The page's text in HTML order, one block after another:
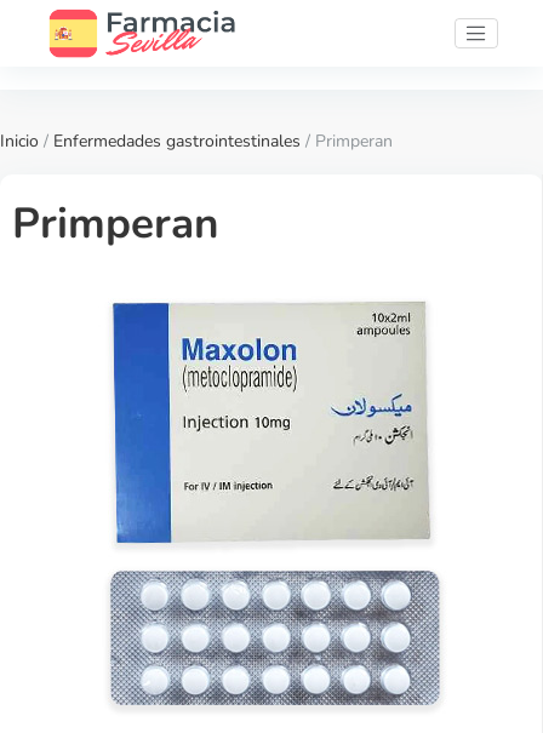
Inicio / Enfermedades gastrointestinales / Primperan
Primperan